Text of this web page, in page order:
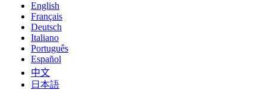
English
Français
Deutsch
Italiano
Português
Español
中文
日本語